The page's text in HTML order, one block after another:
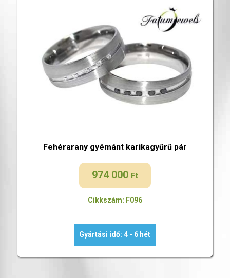
Fehérarany gyémánt karikagyűrű pár
974 000 Ft
Cikkszám: F096
Gyártási idő: 4 - 6 hét